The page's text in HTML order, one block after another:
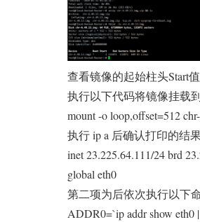
查看镜像的起始柱头Start
执行以下代码将镜像挂载
mount -o loop,offset=512
执行 ip a 后确认打印的结
inet 23.225.64.111/24 brd
global eth0
第二项为后依次执行以下
ADDR0=`ip addr show eth0